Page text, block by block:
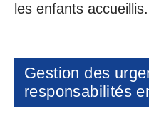
les enfants accueillis.
Gestion des
responsabilités